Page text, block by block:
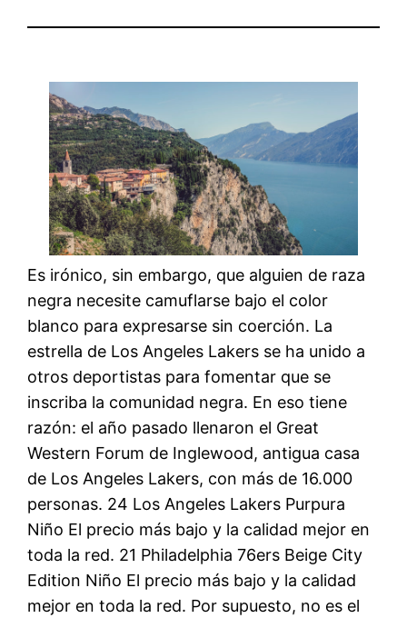
Es irónico, sin embargo, que alguien de raza
negra necesite camuflarse bajo el color
blanco para expresarse sin coerción. La
estrella de Los Angeles Lakers se ha unido a
otros deportistas para fomentar que se
inscriba la comunidad negra. En eso tiene
razón: el año pasado llenaron el Great
Western Forum de Inglewood, antigua casa
de Los Angeles Lakers, con más de 16.000
personas. 24 Los Angeles Lakers Purpura
Niño El precio más bajo y la calidad mejor en
toda la red. 21 Philadelphia 76ers Beige City
Edition Niño El precio más bajo y la calidad
mejor en toda la red. Por supuesto, no es el